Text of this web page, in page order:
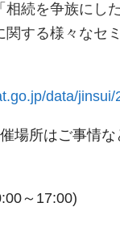
続を争族にし
する様々なセ
data/jinsui/
場所はご事情な
～17:00)